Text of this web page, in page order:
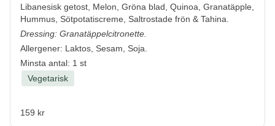
Libanesisk getost, Melon, Gröna blad, Quinoa, Granatäpple,
Hummus, Sötpotatiscreme, Saltrostade frön & Tahina.
Dressing: Granatäppelcitronette.
Allergener: Laktos, Sesam, Soja.
Minsta antal: 1 st
Vegetarisk
159 kr